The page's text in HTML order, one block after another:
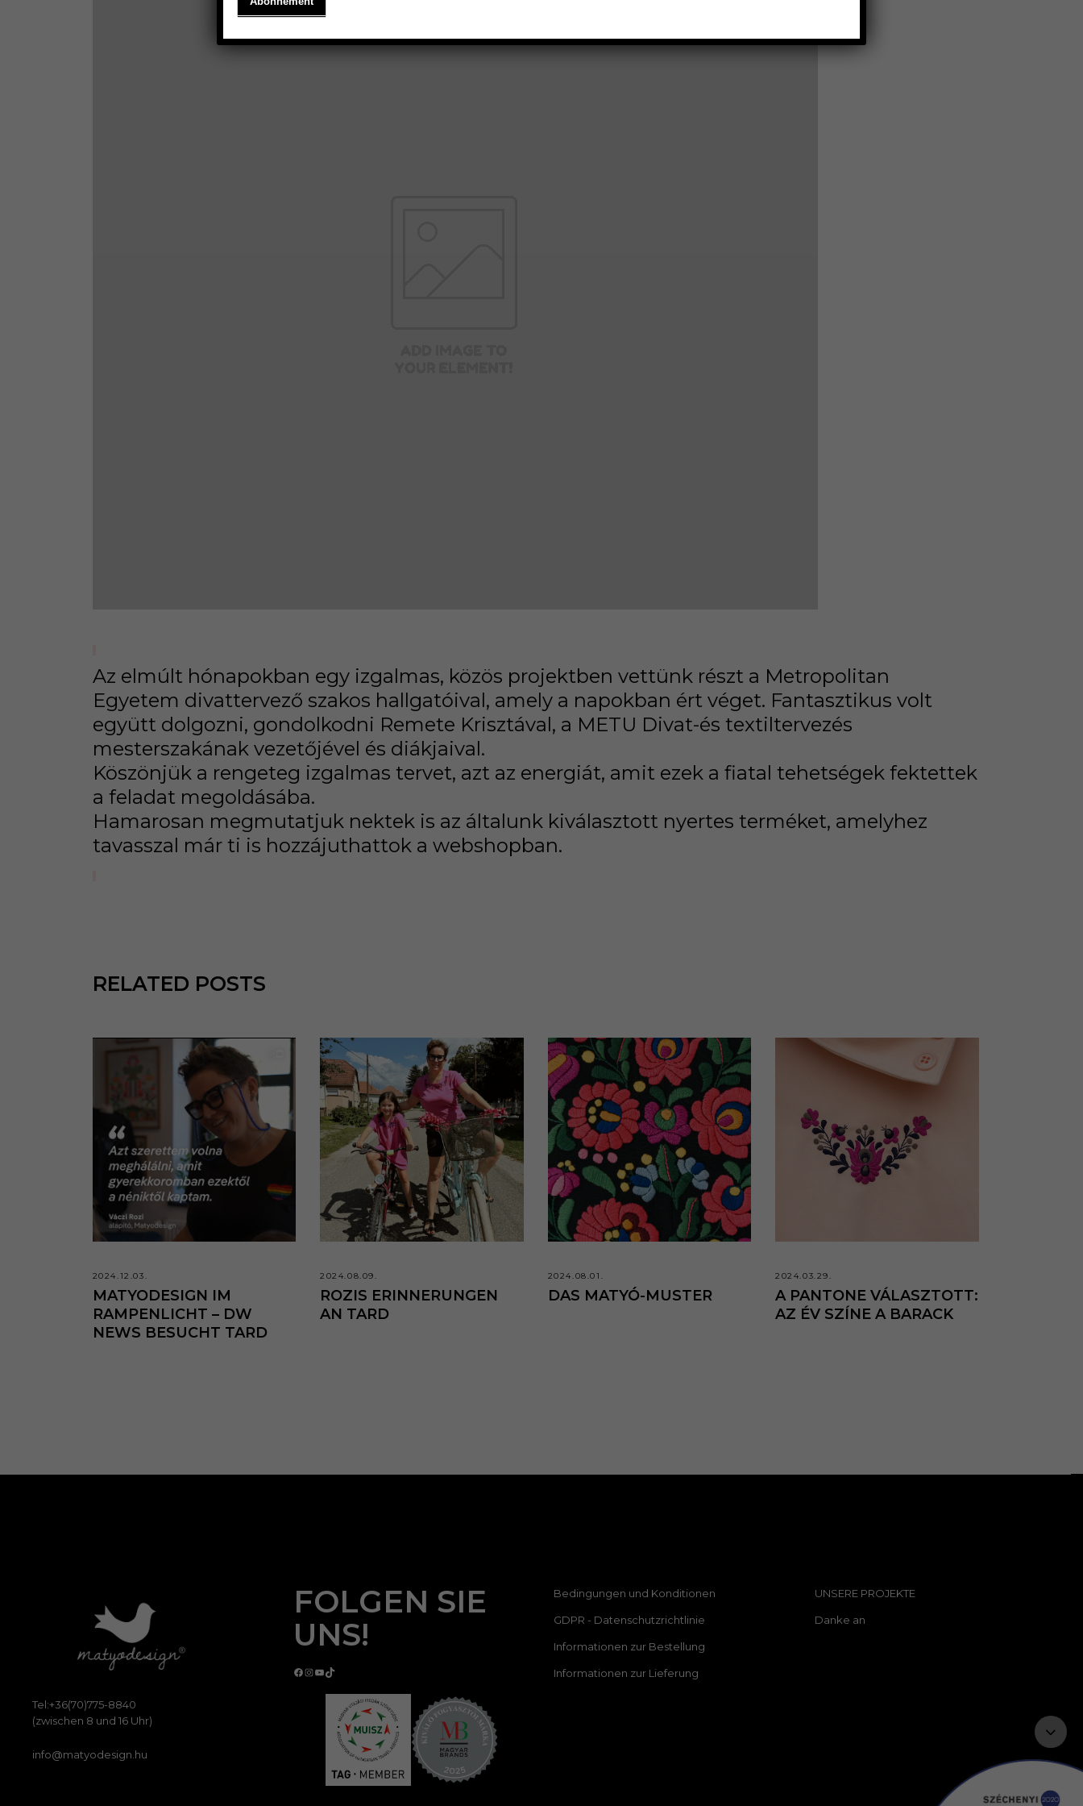
Az elmúlt hónapokban egy izgalmas, közös projektben vettünk részt a Metropolitan
Egyetem divattervező szakos hallgatóival, amely a napokban ért véget. Fantasztikus volt
együtt dolgozni, gondolkodni Remete Krisztával, a METU Divat-és textiltervezés
mesterszakának vezetőjével és diákjaival.
Köszönjük a rengeteg izgalmas tervet, azt az energiát, amit ezek a fiatal tehetségek fektettek
a feladat megoldásába.
Hamarosan megmutatjuk nektek is az általunk kiválasztott nyertes terméket, amelyhez
tavasszal már ti is hozzájuthattok a webshopban.
RELATED POSTS
2024.12.03.
MATYODESIGN IM
RAMPENLICHT – DW
NEWS BESUCHT TARD
2024.08.09.
ROZIS ERINNERUNGEN
AN TARD
2024.08.01.
DAS MATYÓ-MUSTER
2024.03.29.
A PANTONE VÁLASZTOTT:
AZ ÉV SZÍNE A BARACK
Tel:+36(70)775-8840
(zwischen 8 und 16 Uhr)
info@matyodesign.hu
FOLGEN SIE
UNS!
Facebook
Instagram
YouTube
TikTok
Bedingungen und Konditionen
GDPR - Datenschutzrichtlinie
Informationen zur Bestellung
Informationen zur Lieferung
UNSERE PROJEKTE
Danke an